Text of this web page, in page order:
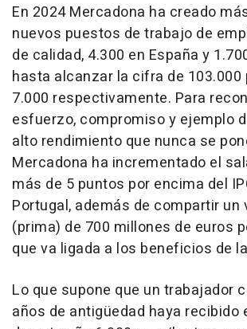
En 2024 Mercadona ha creado
nuevos puestos de trabajo de
de calidad, 4.300 en España y
hasta alcanzar la cifra de 103.000
7.000 respectivamente. Para
esfuerzo, compromiso y ejemplo
alto rendimiento que nunca se
Mercadona ha incrementado el
más de 5 puntos por encima del
Portugal, además de compartir un
(prima) de 700 millones de euros
que va ligada a los beneficios de
Lo que supone que un trabajador
años de antigüedad haya recibido